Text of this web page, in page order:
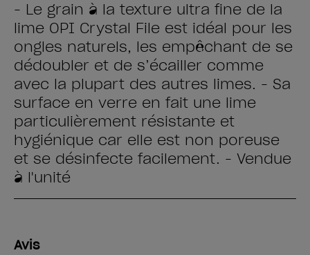
- Le grain à la texture ultra fine de la
lime OPI Crystal File est idéal pour les
ongles naturels, les empêchant de se
dédoubler et de s’écailler comme
avec la plupart des autres limes. - Sa
surface en verre en fait une lime
particulièrement résistante et
hygiénique car elle est non poreuse
et se désinfecte facilement. - Vendue
à l'unité